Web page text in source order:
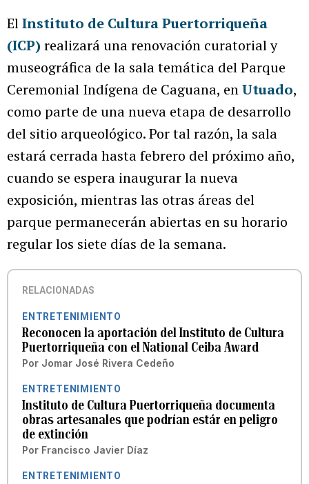
ElInstituto de Cultura Puertorriqueña
(ICP) realizará una renovación curatorial y
museográfica de la sala temática del Parque
Ceremonial Indígena de Caguana, enUtuado,
como parte de una nueva etapa de desarrollo
del sitio arqueológico. Por tal razón, la sala
estará cerrada hasta febrero del próximo año,
cuando se espera inaugurar la nueva
exposición, mientras las otras áreas del
parque permanecerán abiertas en su horario
regular los siete días de la semana.
RELACIONADAS
ENTRETENIMIENTO
Reconocen la aportación del Instituto de Cultura
Puertorriqueña con el National Ceiba Award
Por Jomar José Rivera Cedeño
ENTRETENIMIENTO
Instituto de Cultura Puertorriqueña documenta
obras artesanales que podrían estár en peligro
de extinción
Por Francisco Javier Díaz
ENTRETENIMIENTO